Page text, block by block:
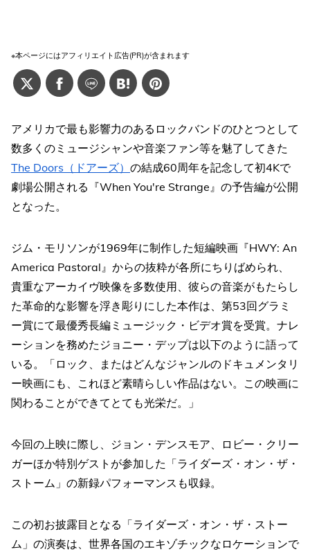
※本ページにはアフィリエイト広告(PR)が含まれます
アメリカで最も影響力のあるロックバンドのひとつとして
数多くのミュージシャンや音楽ファン等を魅了してきた
The Doors（ドアーズ） の結成60周年を記念して初4Kで
劇場公開される『When You're Strange』の予告編が公開
となった。
ジム・モリソンが1969年に制作した短編映画『HWY: An
America Pastoral』からの抜粋が各所にちりばめられ、
貴重なアーカイヴ映像を多数使用、彼らの音楽がもたらし
た革命的な影響を浮き彫りにした本作は、第53回グラミ
ー賞にて最優秀長編ミュージック・ビデオ賞を受賞。ナレ
ーションを務めたジョニー・デップは以下のように語って
いる。「ロック、またはどんなジャンルのドキュメンタリ
ー映画にも、これほど素晴らしい作品はない。この映画に
関わることができてとても光栄だ。」
今回の上映に際し、ジョン・デンスモア、ロビー・クリー
ガーほか特別ゲストが参加した「ライダーズ・オン・ザ・
ストーム」の新録パフォーマンスも収録。
この初お披露目となる「ライダーズ・オン・ザ・ストー
ム」の演奏は、世界各国のエキゾチックなロケーションで